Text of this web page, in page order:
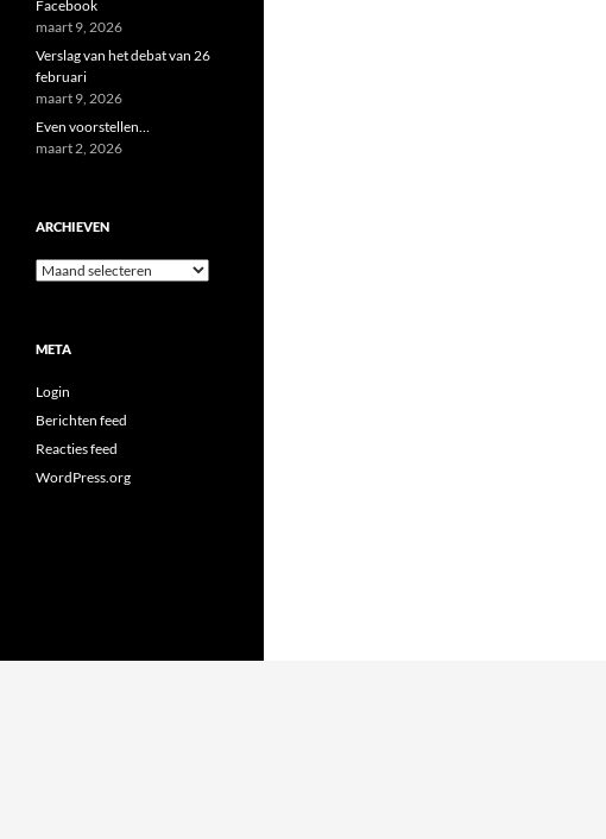
Facebook
maart 9, 2026
Verslag van het debat van 26
februari
maart 9, 2026
Even voorstellen…
maart 2, 2026
ARCHIEVEN
Archieven
META
Login
Berichten feed
Reacties feed
WordPress.org